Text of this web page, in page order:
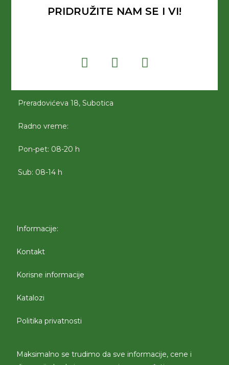
PRIDRUŽITE NAM SE I VI!
Preradovićeva 18, Subotica
Radno vreme:
Pon-pet: 08-20 h
Sub: 08-14 h
Informacije:
Kontakt
Korisne informacije
Katalozi
Politika privatnosti
Maksimalno se trudimo da sve informacije, cene i